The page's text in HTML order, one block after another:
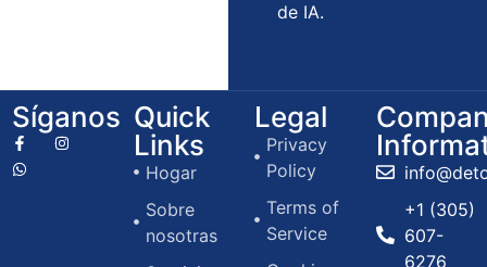
de IA.
Síganos Quick
Links
Hogar
Sobre
nosotras
Legal
Privacy
Policy
Terms of
Service
+1 (305)
607-
6276